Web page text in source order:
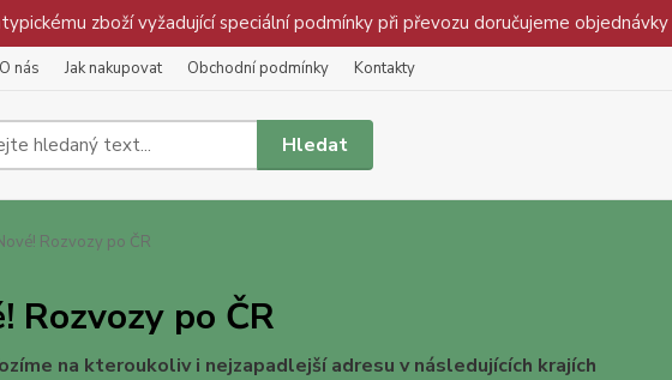
zboží vyžadující speciální podmínky při převozu doručujeme
O nás Jak nakupovat Obchodní podmínky Kontakty
Hledat
Rozvozy po ČR
Rozvozy po ČR
na kteroukoliv i nejzapadlejší adresu v následujících krajích